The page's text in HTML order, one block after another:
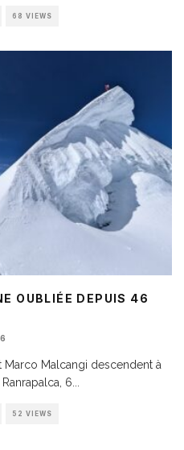
68 VIEWS
OUBLIÉE DEPUIS 46
Marco Malcangi descendent à
6
52 VIEWS